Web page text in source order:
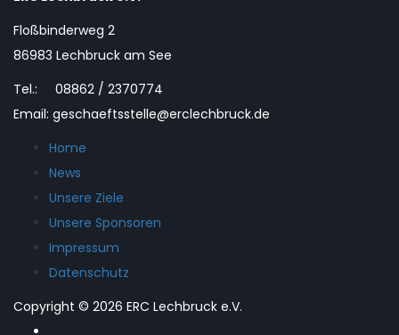
Floßbinderweg 2
86983 Lechbruck am See
Tel.: 08862 / 2370774
Email: geschaeftsstelle@erclechbruck.de
Home
News
Unsere Ziele
Unsere Sponsoren
Impressum
Datenschutz
Copyright © 2026 ERC Lechbruck e.V.